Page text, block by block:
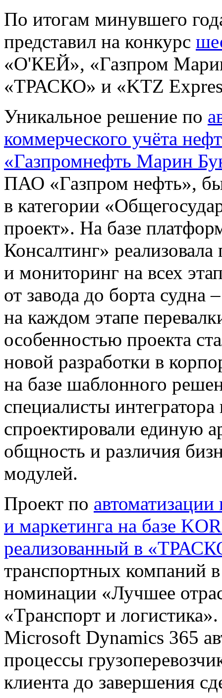
По итогам минувшего
представил на конкурс
«О'КЕЙ», «Газпром
«ТРАСКО» и «KTZ
Уникальное решение по
коммерческого учёта
«Газпромнефть Марин
ПАО «Газпром нефть»,
в категории
проект». На базе
Консалтинг»
и мониторинг на всех
от завода до борта судна
на каждом этапе
особенностью проекта
новой разработки в
на базе шаблонного
специалисты
спроектировали единую
общность и различия
модулей.
Проект по
и маркетинга на базе
реализованный в
транспортных компаний
номинации «Лучшее
«Транспорт и
Microsoft Dynamics 365
процессы
клиента до завершения